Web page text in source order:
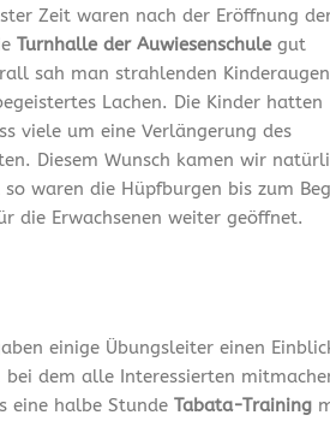
Zeit waren nach der Eröffnung
Turnhalle der Auwiesenschule gut
sah man strahlenden Kinderaugen
Lachen. Die Kinder hatten
viele um eine Verlängerung des
Diesem Wunsch kamen wir
waren die Hüpfburgen bis zum
die Erwachsenen weiter geöffnet.
einige Übungsleiter einen
dem alle Interessierten
eine halbe Stunde Tabata-Training